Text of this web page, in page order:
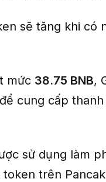
sẽ tăng khi có
mức 38.75 BNB,
cung cấp
sử dụng làm
trên